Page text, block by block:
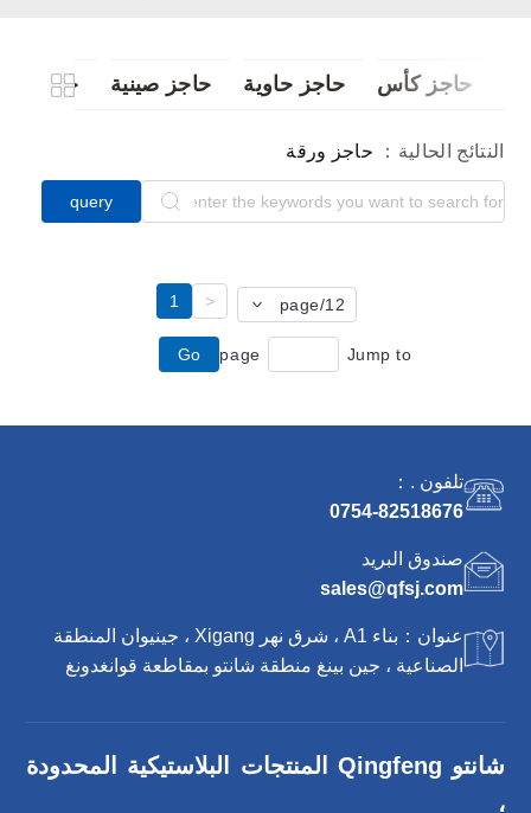
حاجز كأس حاجز حاوية حاجز صينية حاجز
النتائج الحالية： حاجز ورقة
query
12
/page
<
1
Jump to
page
Go
تلفون .：
0754-82518676
صندوق البريد
sales@qfsj.com
عنوان：بناء A1 ، شرق نهر Xigang ، جينيوان المنطقة
الصناعية ، جين بينغ منطقة شانتو بمقاطعة قوانغدونغ
شانتو Qingfeng المنتجات البلاستيكية المحدودة
،